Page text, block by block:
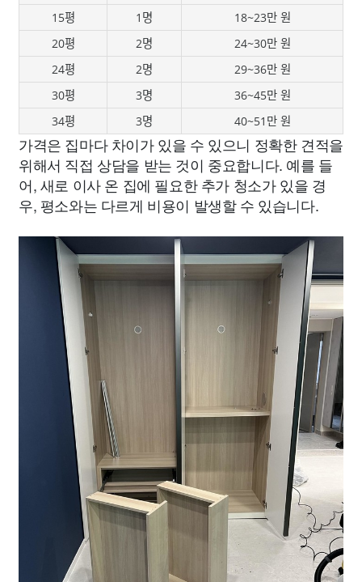
15평
1명
18~23만 원
20평
2명
24~30만 원
24평
2명
29~36만 원
30평
3명
36~45만 원
34평
3명 40~51만 원
가격은 집마다 차이가 있을 수 있으니 정확한 견적을
위해서 직접 상담을 받는 것이 중요합니다. 예를 들
어, 새로 이사 온 집에 필요한 추가 청소가 있을 경
우, 평소와는 다르게 비용이 발생할 수 있습니다.